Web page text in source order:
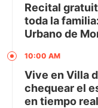
Recital
toda la
Urbano de
10:00 AM
Vive en Villa
chequear el
en tiempo real